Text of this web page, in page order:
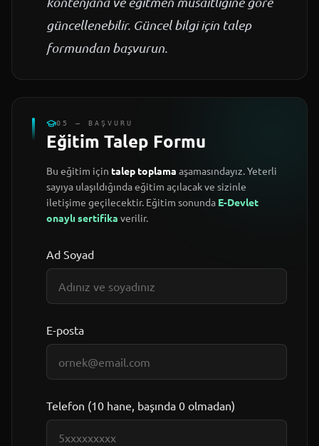
güncellenebilir. Güncel bilgi için talep
formundan başvurun.
05 — BAŞVURU
Eğitim Talep Formu
Bu eğitim için talep toplama aşamasındayız. Yeterli
sayıya ulaşıldığında eğitim açılacak ve sizinle
iletişime geçilecektir. Eğitim sonunda E-Devlet
onaylı sertifika verilir.
Ad Soyad
E-posta
Telefon (10 hane, başında 0 olmadan)